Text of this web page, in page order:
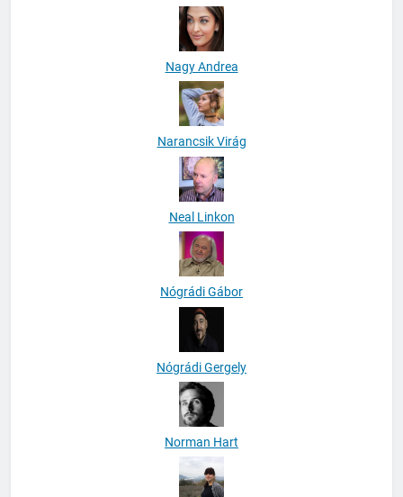
Nagy Andrea
Narancsik Virág
Neal Linkon
Nógrádi Gábor
Nógrádi Gergely
Norman Hart